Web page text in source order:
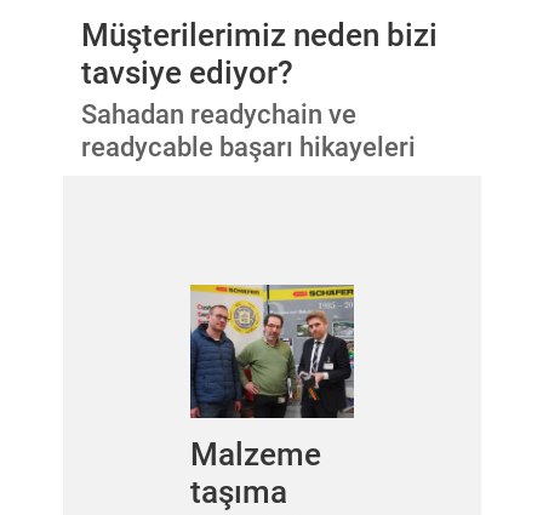
Müşterilerimiz neden bizi
tavsiye ediyor?
Sahadan readychain ve
readycable başarı hikayeleri
Malzeme
taşıma